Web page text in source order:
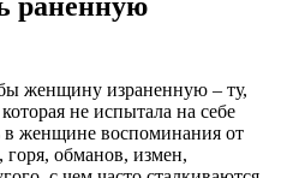
женщину израненную – ту,
не испытала на себе
в женщине воспоминания от
горя, обманов, измен,